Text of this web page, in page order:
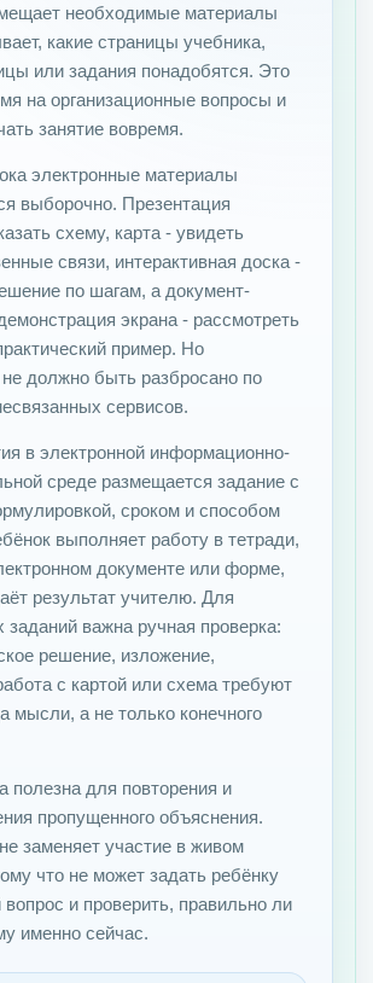
необходимые материалы
какие страницы учебника,
или задания понадобятся. Это
на организационные вопросы и
занятие вовремя.
электронные материалы
выборочно. Презентация
схему, карта - увидеть
связи, интерактивная доска -
по шагам, а документ-
экрана - рассмотреть
пример. Но
должно быть разбросано по
сервисов.
в электронной информационно-
среде размещается задание с
сроком и способом
выполняет работу в тетради,
документе или форме,
результат учителю. Для
заданий важна ручная проверка:
решение, изложение,
с картой или схема требуют
мысли, а не только конечного
полезна для повторения и
пропущенного объяснения.
заменяет участие в живом
что не может задать ребёнку
и проверить, правильно ли
именно сейчас.